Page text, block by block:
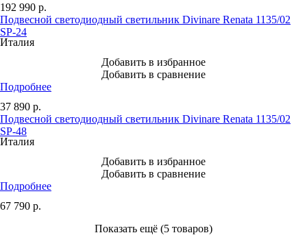
192 990 р.
Подвесной светодиодный светильник Divinare Renata 1135/02
SP-24
Италия
Добавить в избранное
Добавить в сравнение
Подробнее
37 890 р.
Подвесной светодиодный светильник Divinare Renata 1135/02
SP-48
Италия
Добавить в избранное
Добавить в сравнение
Подробнее
67 790 р.
Показать ещё (5 товаров)